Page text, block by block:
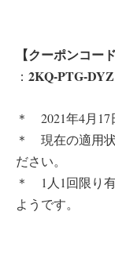
【クーポンコード
： 2KQ-PTG-DYZ
＊ 2021年4月17
＊ 現在の適用
ださい。
＊ 1人1回限り
ようです。